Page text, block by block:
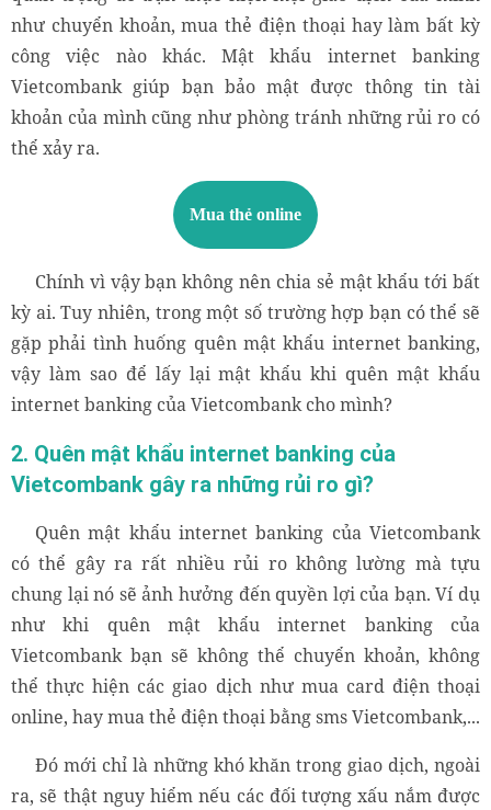
như chuyển khoản, mua thẻ điện thoại hay làm bất kỳ
công việc nào khác. Mật khẩu internet banking
Vietcombank giúp bạn bảo mật được thông tin tài
khoản của mình cũng như phòng tránh những rủi ro có
thể xảy ra.
Mua thẻ online
Chính vì vậy bạn không nên chia sẻ mật khẩu tới bất
kỳ ai. Tuy nhiên, trong một số trường hợp bạn có thể sẽ
gặp phải tình huống quên mật khẩu internet banking,
vậy làm sao để lấy lại mật khẩu khi quên mật khẩu
internet banking của Vietcombank cho mình?
2. Quên mật khẩu internet banking của
Vietcombank gây ra những rủi ro gì?
Quên mật khẩu internet banking của Vietcombank
có thể gây ra rất nhiều rủi ro không lường mà tựu
chung lại nó sẽ ảnh hưởng đến quyền lợi của bạn. Ví dụ
như khi quên mật khẩu internet banking của
Vietcombank bạn sẽ không thể chuyển khoản, không
thể thực hiện các giao dịch như mua card điện thoại
online, hay mua thẻ điện thoại bằng sms Vietcombank,...
Đó mới chỉ là những khó khăn trong giao dịch, ngoài
ra, sẽ thật nguy hiểm nếu các đối tượng xấu nắm được